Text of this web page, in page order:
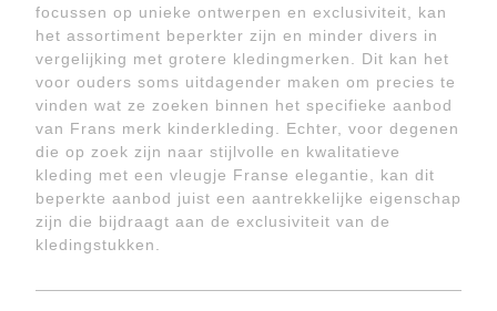
focussen op unieke ontwerpen en exclusiviteit, kan
het assortiment beperkter zijn en minder divers in
vergelijking met grotere kledingmerken. Dit kan het
voor ouders soms uitdagender maken om precies te
vinden wat ze zoeken binnen het specifieke aanbod
van Frans merk kinderkleding. Echter, voor degenen
die op zoek zijn naar stijlvolle en kwalitatieve
kleding met een vleugje Franse elegantie, kan dit
beperkte aanbod juist een aantrekkelijke eigenschap
zijn die bijdraagt aan de exclusiviteit van de
kledingstukken.